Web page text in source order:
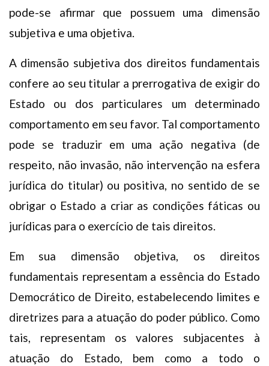
pode-se afirmar que possuem uma dimensão
subjetiva e uma objetiva.
A dimensão subjetiva dos direitos fundamentais
confere ao seu titular a prerrogativa de exigir do
Estado ou dos particulares um determinado
comportamento em seu favor. Tal comportamento
pode se traduzir em uma ação negativa (de
respeito, não invasão, não intervenção na esfera
jurídica do titular) ou positiva, no sentido de se
obrigar o Estado a criar as condições fáticas ou
jurídicas para o exercício de tais direitos.
Em sua dimensão objetiva, os direitos
fundamentais representam a essência do Estado
Democrático de Direito, estabelecendo limites e
diretrizes para a atuação do poder público. Como
tais, representam os valores subjacentes à
atuação do Estado, bem como a todo o